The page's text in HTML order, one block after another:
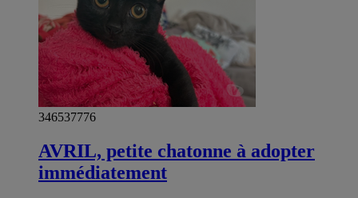
346537776
AVRIL, petite chatonne à adopter
immédiatement